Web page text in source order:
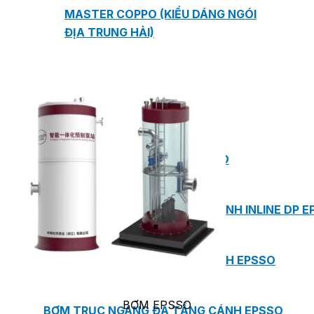
MASTER COPPO (KIỂU DÁNG NGÓI
ĐỊA TRUNG HẢI)
Bơm Epsso
HỆ THỐNG BƠM TĂNG ÁP EPSSO
BƠM TRỤC ĐỨNG ĐƠN TẦNG CÁNH INLINE DP
BƠM TRỤC ĐỨNG ĐA TẦNG CÁNH EPSSO
BƠM TRỤC NGANG ĐA TẦNG CÁNH EPSSO
BƠM EPSSO